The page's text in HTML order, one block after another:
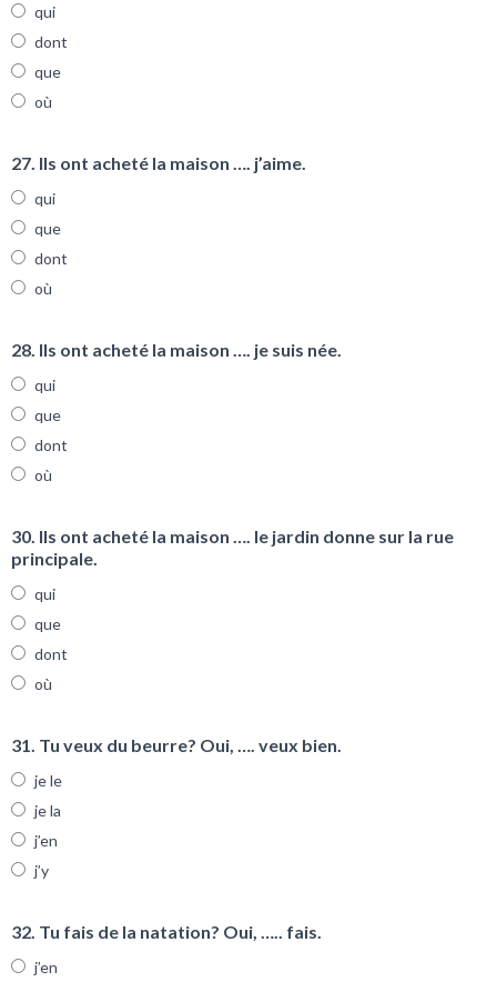
qui
dont
que
où
27. Ils ont acheté la maison …. j’aime.
qui
que
dont
où
28. Ils ont acheté la maison …. je suis née.
qui
que
dont
où
30. Ils ont acheté la maison …. le jardin donne sur la rue
principale.
qui
que
dont
où
31. Tu veux du beurre? Oui, …. veux bien.
je le
je la
j’en
j’y
32. Tu fais de la natation? Oui, ….. fais.
j’en